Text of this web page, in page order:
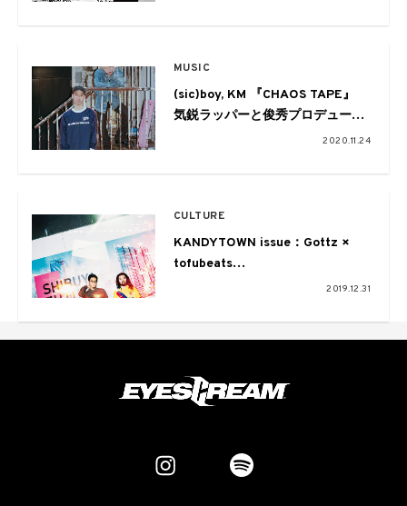
aaron」のMVも公開
MUSIC
(sic)boy, KM 『CHAOS TAPE』
気鋭ラッパーと俊秀プロデューサ
2020.11.24
CULTURE
KANDYTOWN issue：Gottz ×
tofubeats
Talk SESSION from EYESCREAM
2019.12.31